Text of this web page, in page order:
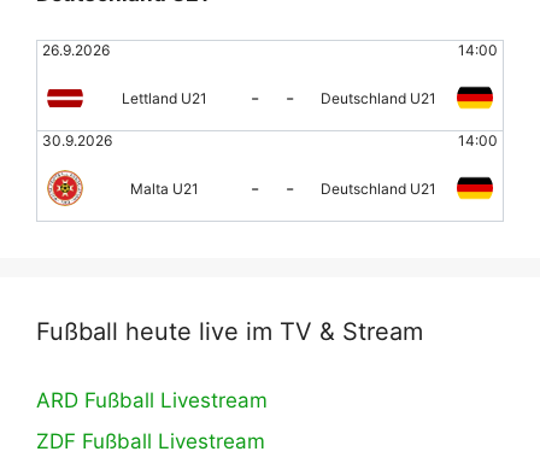
26.9.2026 14:00
Lettland U21 - - Deutschland U21
30.9.2026 14:00
Malta U21 - - Deutschland U21
Fußball heute live im TV & Stream
ARD Fußball Livestream
ZDF Fußball Livestream